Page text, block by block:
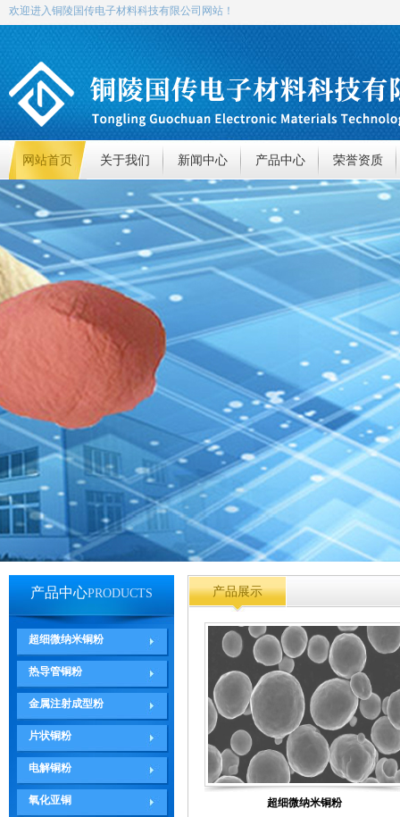
欢迎进入铜陵国传电子材料科技有限公司网站！
网站首页 关于我们 新闻中心 产品中心 荣誉资质
产品中心PRODUCTS
超细微纳米铜粉
热导管铜粉
金属注射成型粉
片状铜粉
电解铜粉
氧化亚铜
产品展示
超细微纳米铜粉